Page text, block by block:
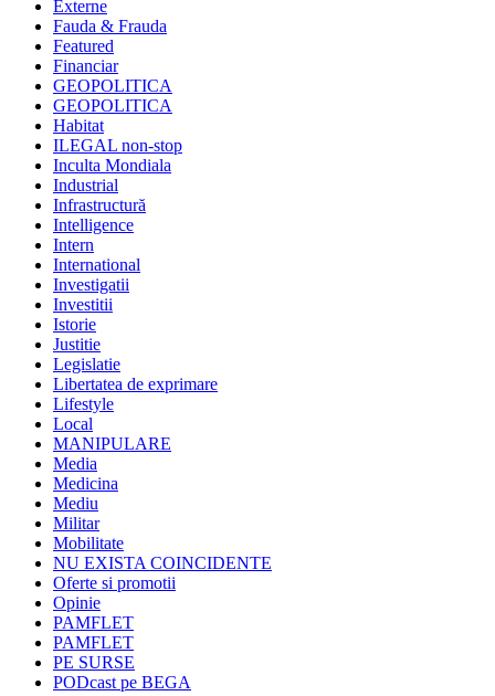
Externe
Fauda & Frauda
Featured
Financiar
GEOPOLITICA
GEOPOLITICA
Habitat
ILEGAL non-stop
Inculta Mondiala
Industrial
Infrastructură
Intelligence
Intern
International
Investigatii
Investitii
Istorie
Justitie
Legislatie
Libertatea de exprimare
Lifestyle
Local
MANIPULARE
Media
Medicina
Mediu
Militar
Mobilitate
NU EXISTA COINCIDENTE
Oferte si promotii
Opinie
PAMFLET
PAMFLET
PE SURSE
PODcast pe BEGA